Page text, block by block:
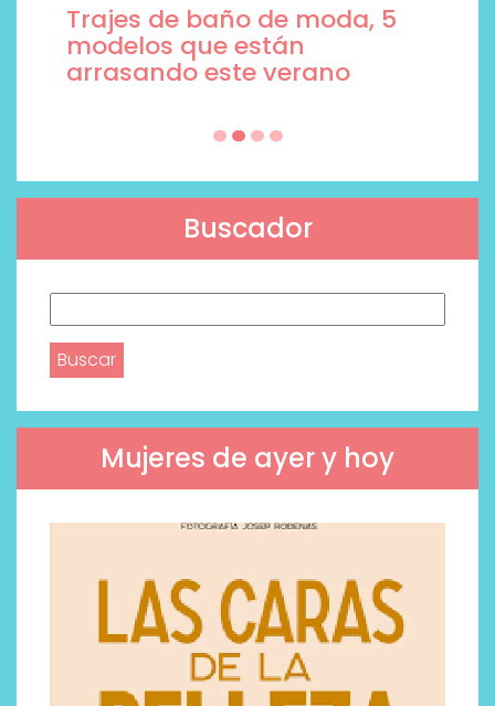
Trajes de baño de moda, 5
modelos que están
arrasando este verano
Buscador
Mujeres de ayer y hoy